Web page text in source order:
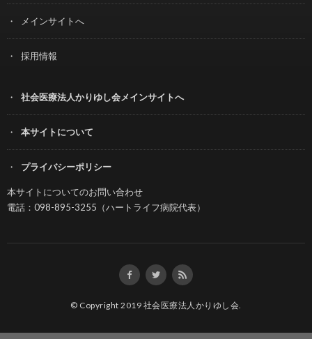
メインサイトへ
採用情報
社会医療法人かりゆし会メインサイトへ
本サイトについて
プライバシーポリシー
本サイトについてのお問い合わせ
電話：098-895-3255（ハートライフ病院代表）
© Copyright 2019 社会医療法人かりゆし会